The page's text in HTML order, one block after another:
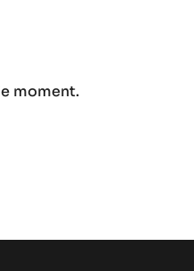
moment.